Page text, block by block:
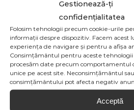
Gestionează-ți
confidențialitatea
Folosim tehnologii precum cookie-urile
informații despre dispozitiv. Facem acest
experiența de navigare și pentru a afișa
Consimțământul pentru aceste
procesăm date precum comportamentul
unice pe acest site. Neconsimțământul
consimțământului pot afecta negativ
Acceptă
Share On
Facebook